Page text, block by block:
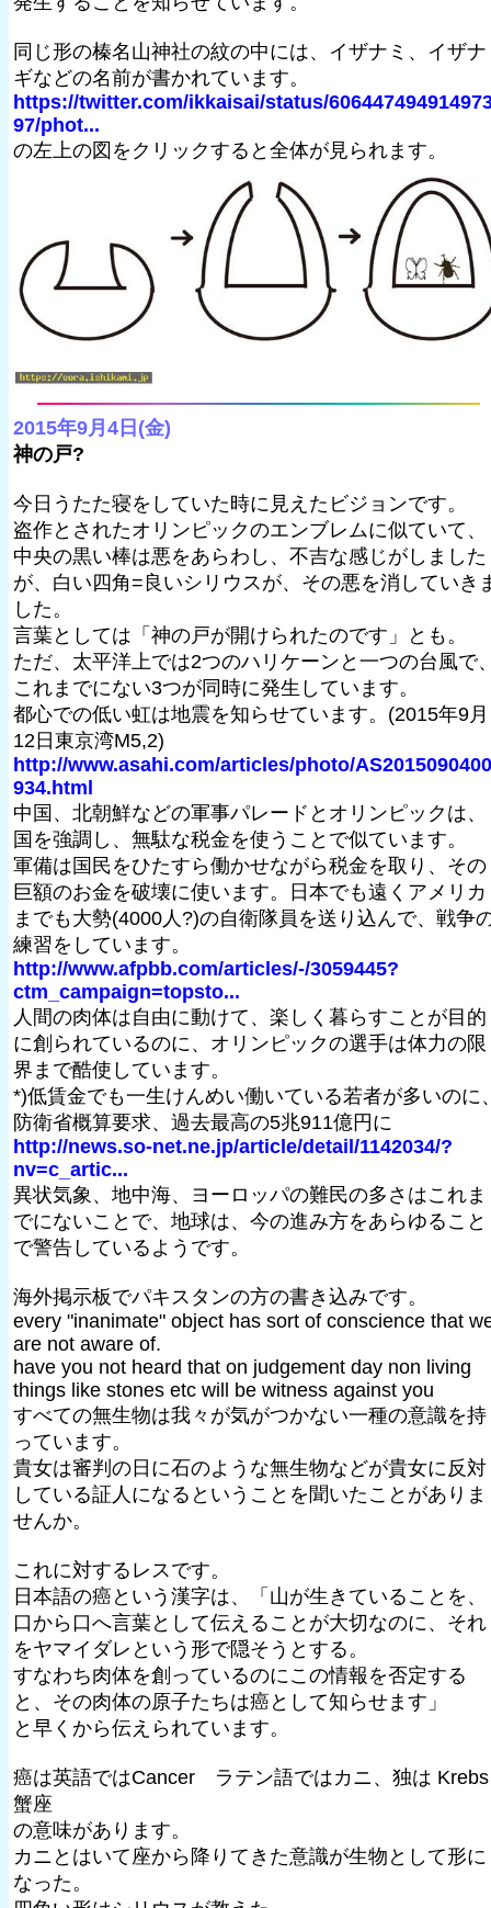
同じ形の榛名山神社の紋の中には、イザナミ、イザナ
ギなどの名前が書かれています。
https://twitter.com/ikkaisai/status/
97/phot...
の左上の図をクリックすると全体が見られます。
2015年9月4日(金)
神の戸?
今日うたた寝をしていた時に見えたビジョンです。
盗作とされたオリンピックのエンブレムに似ていて、
中央の黒い棒は悪をあらわし、不吉な感じがしました
が、白い四角=良いシリウスが、その悪を消していき
した。
言葉としては「神の戸が開けられたのです」とも。
ただ、太平洋上では2つのハリケーンと一つの台風で
これまでにない3つが同時に発生しています。
都心での低い虹は地震を知らせています。(2015年9月
12日東京湾M5,2)
http://www.asahi.com/articles/photo/
934.html
中国、北朝鮮などの軍事パレードとオリンピックは、
国を強調し、無駄な税金を使うことで似ています。
軍備は国民をひたすら働かせながら税金を取り、その
巨額のお金を破壊に使います。日本でも遠くアメリカ
までも大勢(4000人?)の自衛隊員を送り込んで、戦争
練習をしています。
http://www.afpbb.com/articles/-/3059445?
ctm_campaign=topsto...
人間の肉体は自由に動けて、楽しく暮らすことが目的
に創られているのに、オリンピックの選手は体力の限
界まで酷使しています。
*)低賃金でも一生けんめい働いている若者が多いのに
防衛省概算要求、過去最高の5兆911億円に
http://news.so-net.ne.jp/article/detail/1142034/?
nv=c_artic...
異状気象、地中海、ヨーロッパの難民の多さはこれま
でにないことで、地球は、今の進み方をあらゆること
で警告しているようです。
海外掲示板でパキスタンの方の書き込みです。
every "inanimate" object has sort of conscience that
are not aware of.
have you not heard that on judgement day non living
things like stones etc will be witness against you
すべての無生物は我々が気がつかない一種の意識を持
っています。
貴女は審判の日に石のような無生物などが貴女に反対
している証人になるということを聞いたことがありま
せんか。
これに対するレスです。
日本語の癌という漢字は、「山が生きていることを、
口から口へ言葉として伝えることが大切なのに、それ
をヤマイダレという形で隠そうとする。
すなわち肉体を創っているのにこの情報を否定する
と、その肉体の原子たちは癌として知らせます」
と早くから伝えられています。
癌は英語ではCancer ラテン語ではカニ、独は Krebs
蟹座
の意味があります。
カニとはいて座から降りてきた意識が生物として形に
なった。